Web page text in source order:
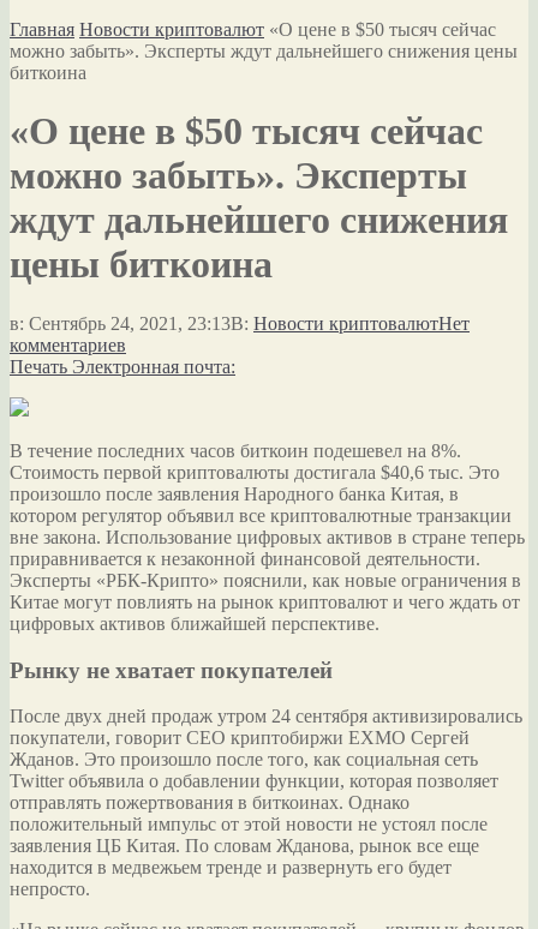
Главная Новости криптовалют «О цене в $50 тысяч сейчас
можно забыть». Эксперты ждут дальнейшего снижения цены
биткоина
«О цене в $50 тысяч сейчас
можно забыть». Эксперты
ждут дальнейшего снижения
цены биткоина
в: Сентябрь 24, 2021, 23:13В: Новости криптовалютНет
комментариев
Печать Электронная почта:
В течение последних часов биткоин подешевел на 8%.
Стоимость первой криптовалюты достигала $40,6 тыс. Это
произошло после заявления Народного банка Китая, в
котором регулятор объявил все криптовалютные транзакции
вне закона. Использование цифровых активов в стране теперь
приравнивается к незаконной финансовой деятельности.
Эксперты «РБК-Крипто» пояснили, как новые ограничения в
Китае могут повлиять на рынок криптовалют и чего ждать от
цифровых активов ближайшей перспективе.
Рынку не хватает покупателей
После двух дней продаж утром 24 сентября активизировались
покупатели, говорит CEO криптобиржи EXMO Сергей
Жданов. Это произошло после того, как социальная сеть
Twitter объявила о добавлении функции, которая позволяет
отправлять пожертвования в биткоинах. Однако
положительный импульс от этой новости не устоял после
заявления ЦБ Китая. По словам Жданова, рынок все еще
находится в медвежьем тренде и развернуть его будет
непросто.